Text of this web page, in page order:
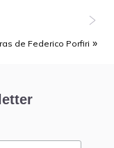
de Federico Porfiri